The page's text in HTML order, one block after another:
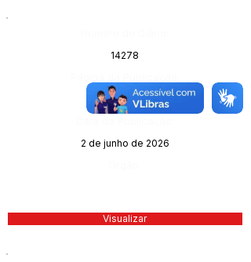
14278
64
2 de junho de 2026
Visualizar